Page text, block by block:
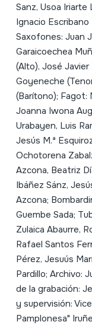
Sanz, Usoa Iriarte
Ignacio
Saxofones: Juan
Garaicoechea
(Alto), José
Goyeneche
(Barítono); Fagot:
Joanna Iwona
Urabayen, Luis
Jesús M.ª
Ochotorena
Azcona, Beatriz
Ibáñez Sánz,
Azcona;
Guembe Sada;
Zulaica Abaurre,
Rafael Santos
Pérez, Jesuús
Pardillo; Archivo:
de la grabación:
y supervisión:
Pamplonesa"